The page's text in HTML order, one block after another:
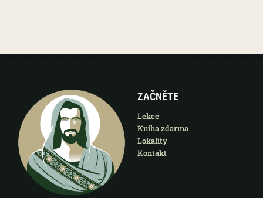
ZAČNĚTE
Lekce
Kniha zdarma
Lokality
Kontakt